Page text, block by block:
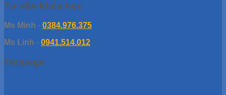
Tư vấn khóa học
Ms Minh - 0384.976.375
Ms Linh - 0941.514.012
Fanpage